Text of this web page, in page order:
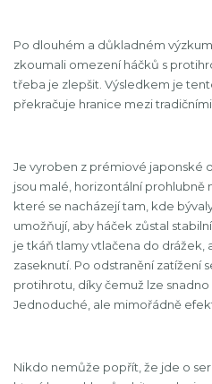
Po dlouhém a důkladném
zkoumali omezení háčků s
třeba je zlepšit. Výsledkem je
překračuje hranice mezi
Je vyroben z prémiové japonské
jsou malé, horizontální prohlubně
které se nacházejí tam, kde
umožňují, aby háček zůstal
je tkáň tlamy vtlačena do drážek,
zaseknutí. Po odstranění zatížení
protihrotu, díky čemuž lze snadno
Jednoduché, ale mimořádně
Nikdo nemůže popřít, že jde o